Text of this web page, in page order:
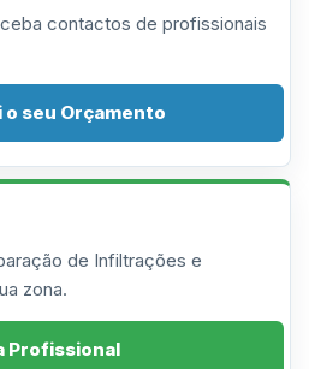
contactos de profissionais
o seu Orçamento
de Infiltrações e
zona.
Profissional